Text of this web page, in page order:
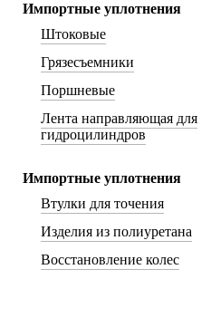
Импортные уплотнения
Штоковые
Грязесъемники
Поршневые
Лента направляющая для
гидроцилиндров
Импортные уплотнения
Втулки для точения
Изделия из полиуретана
Восстановление колес